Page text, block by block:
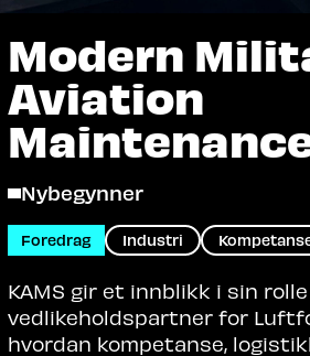
Modern
Aviation
Nybegynner
Foredrag Industri
KAMS gir et innblikk i sin
vedlikeholdspartner for
hvordan kompetanse,